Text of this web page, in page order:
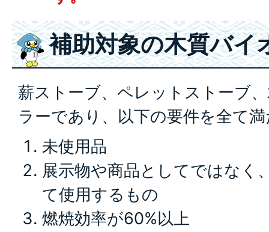
補助対象の木質バイ
薪ストーブ、ペレットストーブ
ラーであり、以下の要件を全て
未使用品
展示物や商品としてではなく
て使用するもの
燃焼効率が60%以上